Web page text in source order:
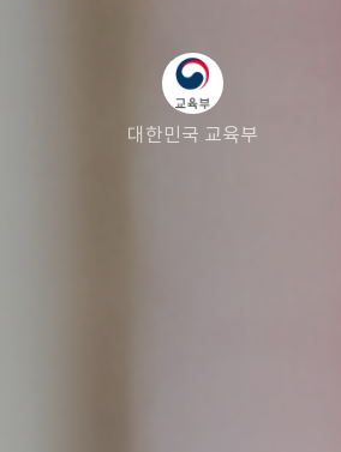
대한민국 교육부